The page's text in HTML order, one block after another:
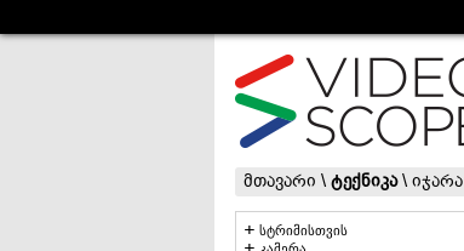
მთავარი \ ტექნიკა\ იჯარა
სტრიმისთვის